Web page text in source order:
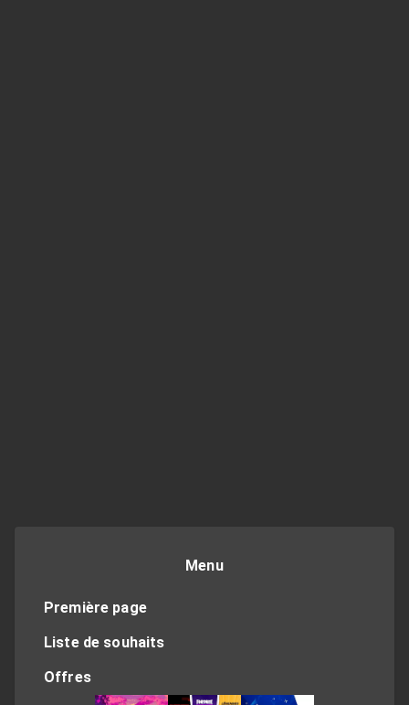
Menu
Première page
Liste de souhaits
Offres